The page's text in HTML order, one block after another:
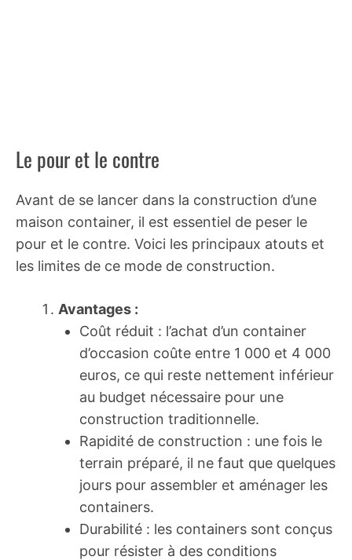
Le pour et le contre
Avant de se lancer dans la construction d’une
maison container, il est essentiel de peser le
pour et le contre. Voici les principaux atouts et
les limites de ce mode de construction.
Avantages :
Coût réduit : l’achat d’un container
d’occasion coûte entre 1 000 et 4 000
euros, ce qui reste nettement inférieur
au budget nécessaire pour une
construction traditionnelle.
Rapidité de construction : une fois le
terrain préparé, il ne faut que quelques
jours pour assembler et aménager les
containers.
Durabilité : les containers sont conçus
pour résister à des conditions